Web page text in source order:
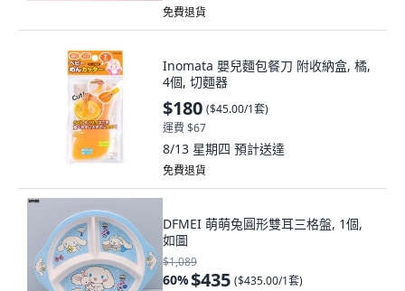
免費退貨
Inomata 嬰兒麵包餐刀 附收納盒, 橘,
4個, 切麵器
$180 ($45.00/1套)
運費 $67
8/13 星期四 預計送達
免費退貨
DFMEI 萌萌兔圓形雙耳三格盤, 1個,
如圖
$1,089
60%$435 ($435.00/1套)